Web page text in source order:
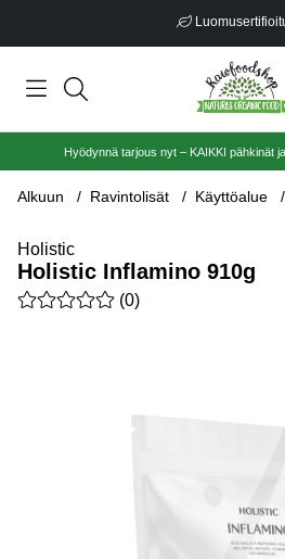
Hyödynnä tarjous nyt – KAIKKI pähkinät
Alkuun Ravintolisät Käyttöalue
Holistic
Holistic Inflamino 910g
Keskiarvoluokitus 0 / 5 Arvioiden
(0)